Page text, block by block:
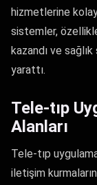
hizmetlerine kolay
sistemler,
kazandı ve
yarattı.
Tele-tıp
Alanları
Tele-tıp
iletişim